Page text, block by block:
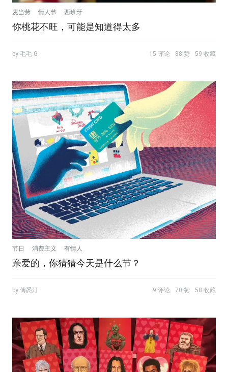
麦当劳 情人节 西班牙
你桃花不旺，可能是知道得太多
by 毛毛.G 15 评论 88 赞 59 收藏
节日 消费主义 有情人
亲爱的，你猜猜今天是什么节？
by 傅悉汀 9 评论 70 赞 58 收藏